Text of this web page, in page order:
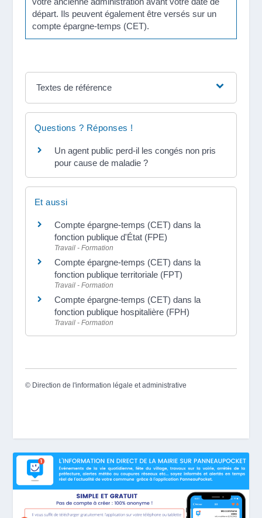
départ. Ils peuvent également être versés sur un
compte épargne-temps (CET).
Textes de référence
Questions ? Réponses !
Un agent public perd-il les congés non pris
pour cause de maladie ?
Et aussi
Compte épargne-temps (CET) dans la
fonction publique d'État (FPE)
Travail - Formation
Compte épargne-temps (CET) dans la
fonction publique territoriale (FPT)
Travail - Formation
Compte épargne-temps (CET) dans la
fonction publique hospitalière (FPH)
Travail - Formation
© Direction de l'information légale et administrative